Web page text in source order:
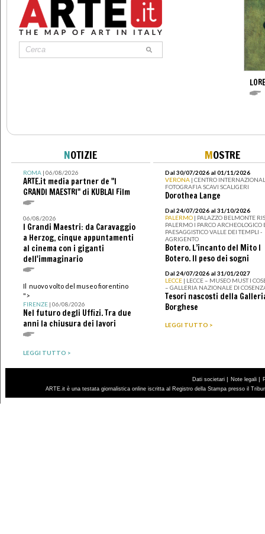
NOTIZIE
ROMA| 06/08/2026
ARTE.it media partner de "I
GRANDI MAESTRI" di KUBLAI Film
06/08/2026
I Grandi Maestri: da Caravaggio
a Herzog, cinque appuntamenti
al cinema con i giganti
dell'immaginario
Il nuovo volto del museo fiorentino
">
FIRENZE| 06/08/2026
Nel futuro degli Uffizi. Tra due
anni la chiusura dei lavori
LEGGI TUTTO >
MOSTRE
Dal 30/07/2026 al 01/11/2026
VERONA | CENTRO
FOTOGRAFIA SCAVI SCALIGERI
Dorothea Lange
Dal 24/07/2026 al 31/10/2026
PALERMO | PALAZZO BELMONTE
PALERMO I PARCO ARCHEOLOGICO
PAESAGGISTICO VALLE DEI TEMPLI -
AGRIGENTO
Botero. L’incanto del Mito I
Botero. Il peso dei sogni
Dal 24/07/2026 al 31/01/2027
LECCE | LECCE – MUSEO MUST I
– GALLERIA NAZIONALE DI
Tesori nascosti della
Borghese
LEGGI TUTTO >
Dati societari | Note legali |
ARTE.it è una testata giornalistica online iscritta al Registro della Stampa presso il